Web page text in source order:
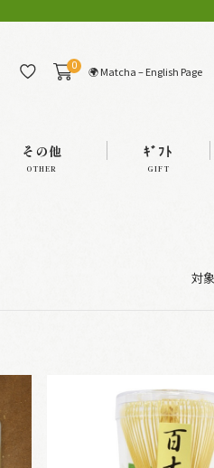
0 🌍 Matcha – English Page
その他
OTHER
ｷﾞﾌﾄ
GIFT
対